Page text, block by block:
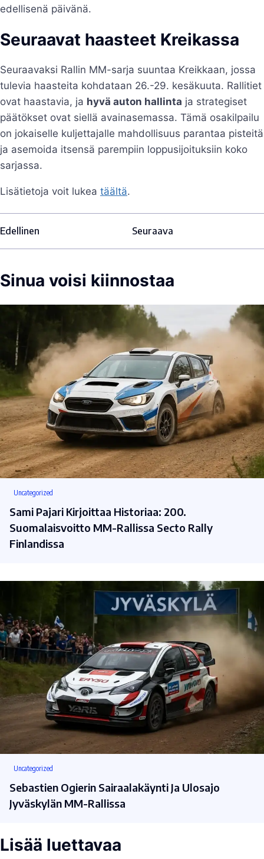
edellisenä päivänä.
Seuraavat haasteet Kreikassa
Seuraavaksi Rallin MM-sarja suuntaa Kreikkaan, jossa
tulevia haasteita kohdataan 26.-29. kesäkuuta. Rallitiet
ovat haastavia, ja hyvä auton hallinta ja strategiset
päätökset ovat siellä avainasemassa. Tämä osakilpailu
on jokaiselle kuljettajalle mahdollisuus parantaa pisteitä
ja asemoida itsensä parempiin loppusijoituksiin koko
sarjassa.
Lisätietoja voit lukea täältä.
Edellinen Seuraava
Sinua voisi kiinnostaa
Uncategorized
Sami Pajari Kirjoittaa Historiaa: 200.
Suomalaisvoitto MM-Rallissa Secto Rally
Finlandissa
Uncategorized
Sebastien Ogierin Sairaalakäynti Ja Ulosajo
Jyväskylän MM-Rallissa
Lisää luettavaa